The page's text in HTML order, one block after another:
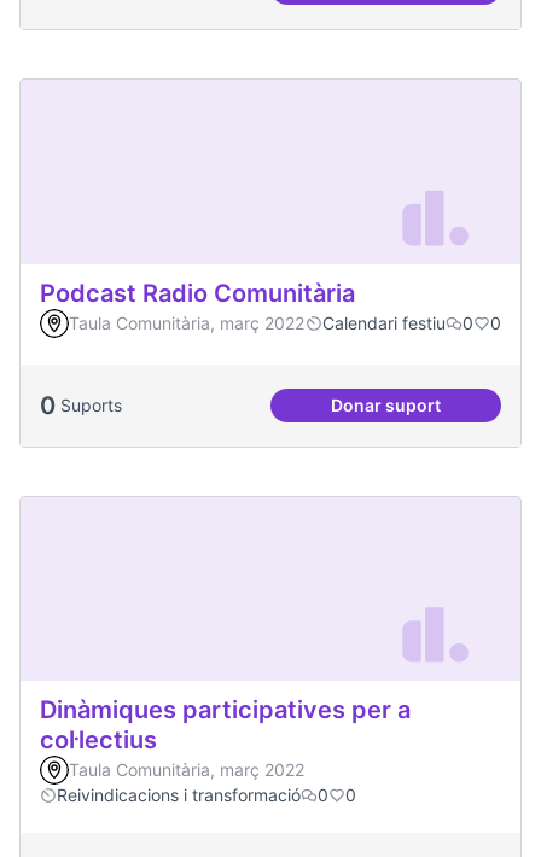
Podcast Radio Comunitària
Taula Comunitària, març 2022 Calendari festiu 0 0
0 Suports Donar suportPodcast Radio
Dinàmiques participatives per a
col·lectius
Taula Comunitària, març 2022
Reivindicacions i transformació
0 0